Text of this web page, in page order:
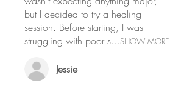
заключенные в Ведах,
Шрути, Смрити и Пуранах.
Они соответствуют клеткам
игральной доски Лилы -
«периодической системы
but I decided to try a healing
session. Before starting, I was
struggling with poor s...SHOW MORE
Jessie